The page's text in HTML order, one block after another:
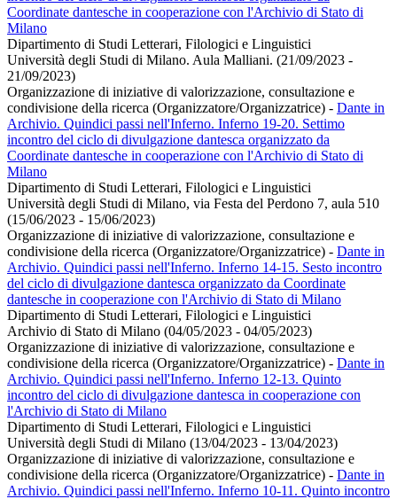
Coordinate dantesche in cooperazione con l'Archivio di Stato di
Milano
Dipartimento di Studi Letterari, Filologici e Linguistici
Università degli Studi di Milano. Aula Malliani. (21/09/2023 -
21/09/2023)
Organizzazione di iniziative di valorizzazione, consultazione e
condivisione della ricerca (Organizzatore/Organizzatrice) - Dante in
Archivio. Quindici passi nell'Inferno. Inferno 19-20. Settimo
incontro del ciclo di divulgazione dantesca organizzato da
Coordinate dantesche in cooperazione con l'Archivio di Stato di
Milano
Dipartimento di Studi Letterari, Filologici e Linguistici
Università degli Studi di Milano, via Festa del Perdono 7, aula 510
(15/06/2023 - 15/06/2023)
Organizzazione di iniziative di valorizzazione, consultazione e
condivisione della ricerca (Organizzatore/Organizzatrice) - Dante in
Archivio. Quindici passi nell'Inferno. Inferno 14-15. Sesto incontro
del ciclo di divulgazione dantesca organizzato da Coordinate
dantesche in cooperazione con l'Archivio di Stato di Milano
Dipartimento di Studi Letterari, Filologici e Linguistici
Archivio di Stato di Milano (04/05/2023 - 04/05/2023)
Organizzazione di iniziative di valorizzazione, consultazione e
condivisione della ricerca (Organizzatore/Organizzatrice) - Dante in
Archivio. Quindici passi nell'Inferno. Inferno 12-13. Quinto
incontro del ciclo di divulgazione dantesca in cooperazione con
l'Archivio di Stato di Milano
Dipartimento di Studi Letterari, Filologici e Linguistici
Università degli Studi di Milano (13/04/2023 - 13/04/2023)
Organizzazione di iniziative di valorizzazione, consultazione e
condivisione della ricerca (Organizzatore/Organizzatrice) - Dante in
Archivio. Quindici passi nell'Inferno. Inferno 10-11. Quinto incontro